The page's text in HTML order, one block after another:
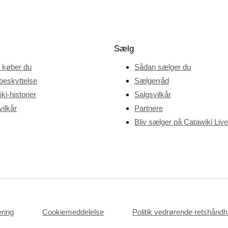
køber du
historier
Sælg
Sådan sælger du
Sælgerråd
Salgsvilkår
Partnere
Bliv sælger på Catawiki Live
Cookiemeddelelse Politik vedrørende